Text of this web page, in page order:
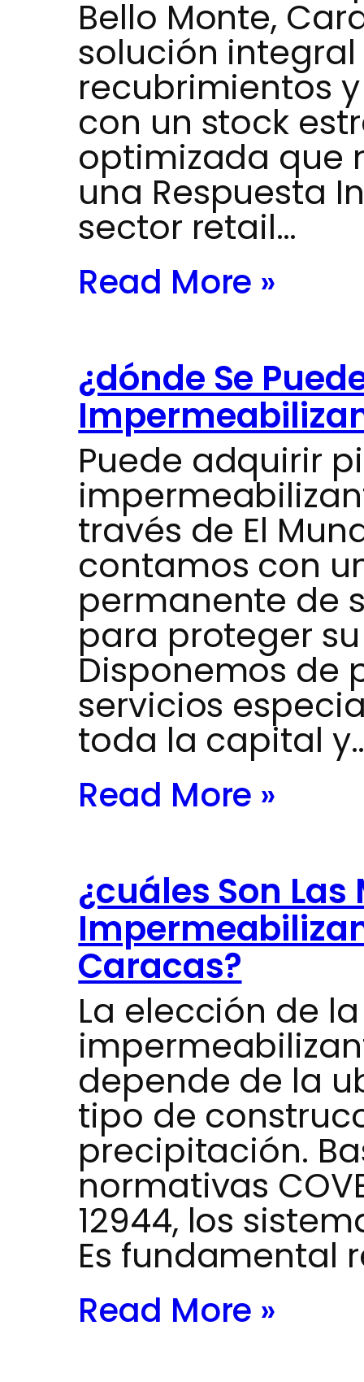
Bello Monte,
solución
recubrimientos
con un stock
optimizada que
una Respuesta
sector retail…
Read More »
¿dónde Se
Puede adquirir
través de El
contamos con
permanente de
para proteger
Disponemos de
servicios
toda la capital
Read More »
¿cuáles Son
Caracas?
La elección de
depende de la
tipo de
precipitación.
normativas
12944, los
Es fundamental
Read More »